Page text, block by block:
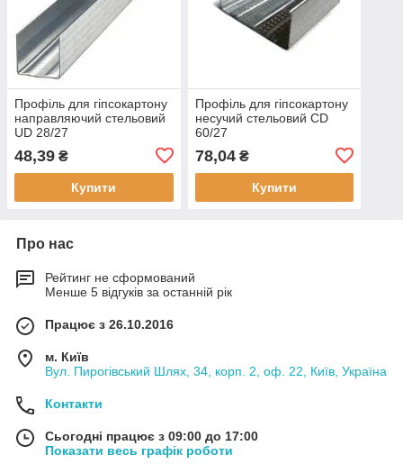
Профіль для гіпсокартону
направляючий стельовий
UD 28/27
48,39 ₴
Купити
Профіль для гіпсокартону
несучий стельовий CD
60/27
78,04₴
Купити
Про нас
Рейтинг не сформований
Менше 5 відгуків за останній рік
Працює з 26.10.2016
м. Київ
Вул. Пирогівський Шлях, 34, корп. 2, оф. 22, Київ, Україна
Контакти
Сьогодні працює з 09:00 до 17:00
Показати весь графік роботи